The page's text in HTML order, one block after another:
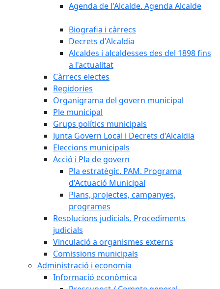
Agenda de l'Alcalde. Agenda Alcalde
Biografia i càrrecs
Decrets d'Alcaldia
Alcaldes i alcaldesses des del 1898 fins
a l'actualitat
Càrrecs electes
Regidories
Organigrama del govern municipal
Ple municipal
Grups polítics municipals
Junta Govern Local i Decrets d'Alcaldia
Eleccions municipals
Acció i Pla de govern
Pla estratègic. PAM. Programa
d'Actuació Municipal
Plans, projectes, campanyes,
programes
Resolucions judicials. Procediments
judicials
Vinculació a organismes externs
Comissions municipals
Administració i economia
Informació econòmica